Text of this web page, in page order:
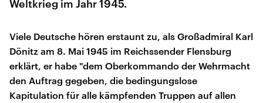
Weltkrieg im Jahr 1945.
Viele Deutsche hören erstaunt zu, als Großadmiral Karl
Dönitz am 8. Mai 1945 im Reichssender Flensburg
erklärt, er habe "dem Oberkommando der Wehrmacht
den Auftrag gegeben, die bedingungslose
Kapitulation für alle kämpfenden Truppen auf allen